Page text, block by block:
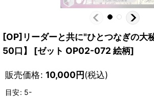
[OP]リーダーと共に"ひとつなぎの大
50口】
[ゼット OP02-072 絵柄]
販売価格: 10,000円(税込)
目安: 5-